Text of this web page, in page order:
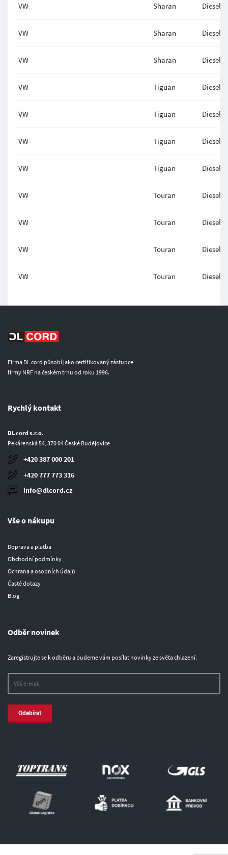
VW Sharan Diesel
VW Sharan Diesel
VW Sharan Diesel
VW Tiguan Diesel
VW Tiguan Diesel
VW Tiguan Diesel
VW Tiguan Diesel
VW Touran Diesel
VW Touran Diesel
VW Touran Diesel
VW Touran Diesel
Firma DL cord působí jako certifikovaný zástupce
firmy NRF na českém trhu od roku 1996.
Rychlý kontakt
DL cord s.r.o.
Pekárenská 54, 370 04 České Budějovice
+420 387 000 201
+420 777 773 316
info@dlcord.cz
Vše o nákupu
Doprava a platba
Obchodní podmínky
Ochrana a osobních údajů
Časté dotazy
Blog
Odběr novinek
Zaregistrujte se k odběru a budeme vám posílat novinky ze světa chlazení.
Odebírat